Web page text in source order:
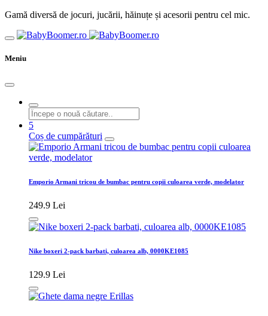
Gamă diversă de jocuri, jucării, hăinuțe și acesorii pentru cel mic.
Meniu
5
Coș de cumpărături
Emporio Armani tricou de bumbac pentru copii culoarea verde, modelator
249.9 Lei
Nike boxeri 2-pack barbati, culoarea alb, 0000KE1085
129.9 Lei